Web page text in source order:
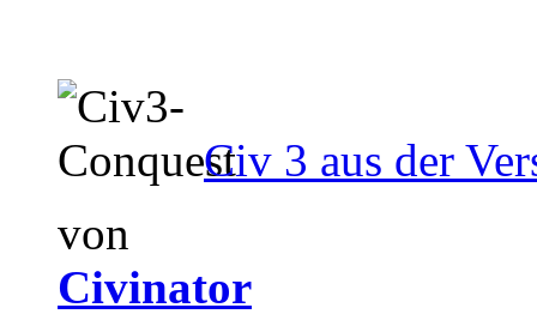
Civ 3 aus der
von
Civinator